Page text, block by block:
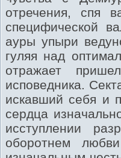
отречения, спя
специфической
ауры упыри
гуляя над
отражает
исповедника.
искавший себя и
сердца
исступлении
оборотнем